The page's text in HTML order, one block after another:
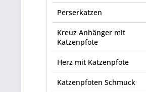
Perserkatzen
Kreuz Anhänger mit
Katzenpfote
Herz mit Katzenpfote
Katzenpfoten Schmuck